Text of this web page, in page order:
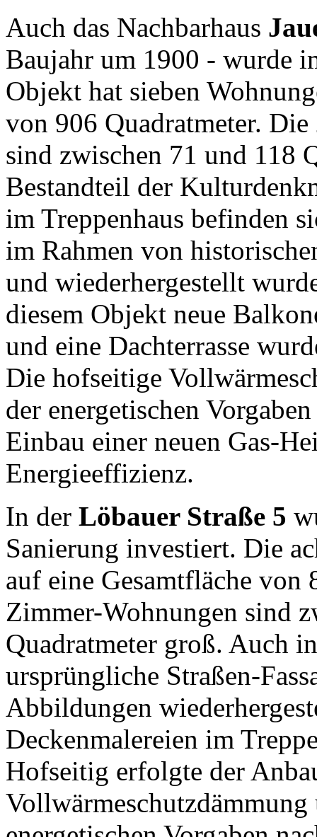
Auch das Nachbarhaus
Baujahr um 1900 - wurde
Objekt hat sieben
von 906 Quadratmeter.
sind zwischen 71 und 118
Bestandteil der
im Treppenhaus befinden
im Rahmen von
und wiederhergestellt
diesem Objekt neue
und eine Dachterrasse
Die hofseitige
der energetischen
Einbau einer neuen Gas-
Energieeffizienz.
In der Löbauer Straße 5
Sanierung investiert. Die
auf eine Gesamtfläche von
Zimmer-Wohnungen sind
Quadratmeter groß. Auch
ursprüngliche Straßen-
Abbildungen
Deckenmalereien im
Hofseitig erfolgte der